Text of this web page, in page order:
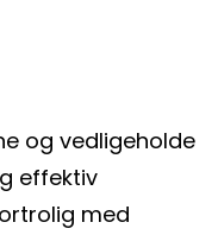
og vedligeholde
effektiv
med